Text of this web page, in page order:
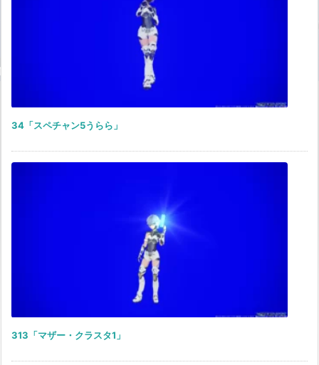
34「スペチャン5うらら」
313「マザー・クラスタ1」